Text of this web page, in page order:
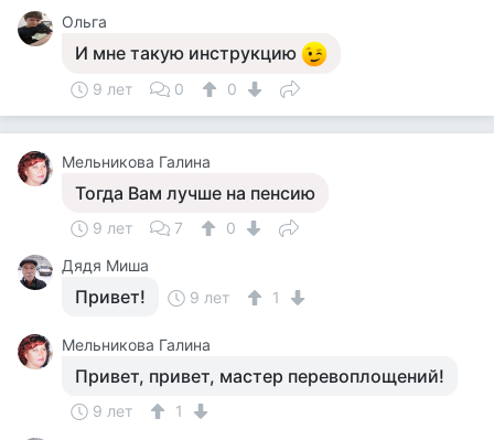
Ольга
И мне такую инструкцию
9 лет 0 0
Мельникова Галина
Тогда Вам лучше на пенсию
9 лет 7
0
Дядя Миша
Привет! 9 лет 1
Мельникова Галина
Привет, привет, мастер перевоплощений!
9 лет
1